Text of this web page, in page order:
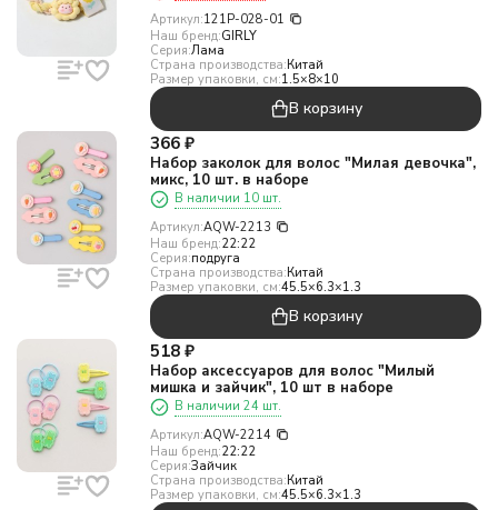
Артикул:121P-028-01
Наш бренд:GIRLY
Серия:Лама
Страна производства:Китай
Размер упаковки, см:1.5×8×10
В корзину
366 ₽
Набор заколок для волос "Милая девочка",
микс, 10 шт. в наборе
В наличии 10 шт.
Артикул:AQW-2213
Наш бренд:22:22
Серия:подруга
Страна производства:Китай
Размер упаковки, см:45.5×6.3×1.3
В корзину
518 ₽
Набор аксессуаров для волос "Милый
мишка и зайчик", 10 шт в наборе
В наличии 24 шт.
Артикул:AQW-2214
Наш бренд:22:22
Серия:Зайчик
Страна производства:Китай
Размер упаковки, см:45.5×6.3×1.3